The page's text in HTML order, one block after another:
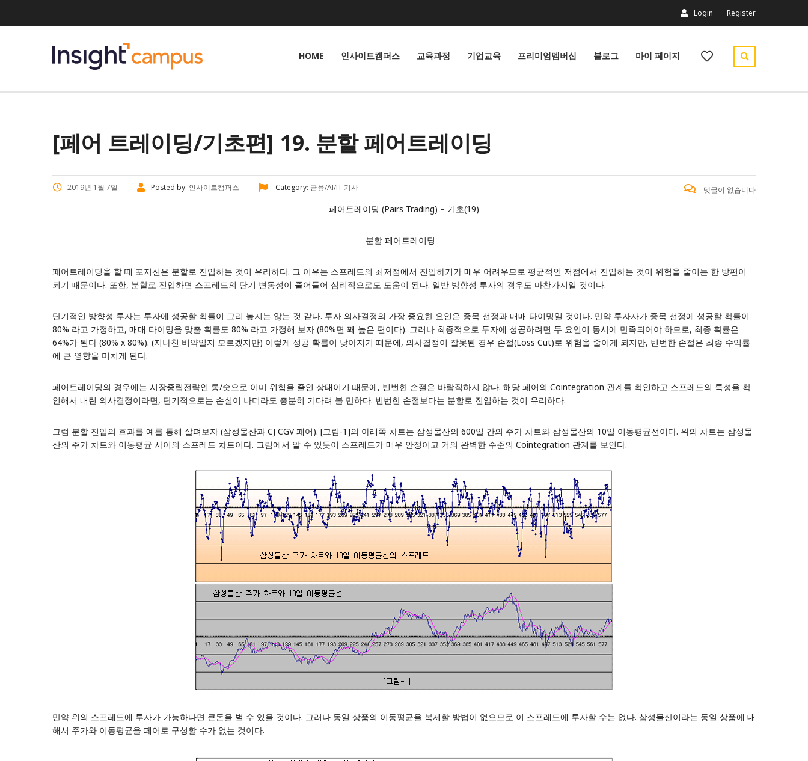
Login Register
HOME 인사이트캠퍼스 교육과정 기업교육 프리미엄멤버십 블로그 마이 페이지
[페어 트레이딩/기초편] 19. 분할 페어트레이딩
2019년 1월 7일 Posted by: 인사이트캠퍼스 Category: 금융/AI/IT 기사 댓글이 없습니다
페어트레이딩 (Pairs Trading) – 기초(19)
분할 페어트레이딩
페어트레이딩을 할 때 포지션은 분할로 진입하는 것이 유리하다. 그 이유는 스프레드의 최저점에서 진입하기가 매우 어려우므로 평균적인 저점에서 진입하는 것이 위험을 줄이는 한 방편이
되기 때문이다. 또한, 분할로 진입하면 스프레드의 단기 변동성이 줄어들어 심리적으로도 도움이 된다. 일반 방향성 투자의 경우도 마찬가지일 것이다.
단기적인 방향성 투자는 투자에 성공할 확률이 그리 높지는 않는 것 같다. 투자 의사결정의 가장 중요한 요인은 종목 선정과 매매 타이밍일 것이다. 만약 투자자가 종목 선정에 성공할 확률이
80% 라고 가정하고, 매매 타이밍을 맞출 확률도 80% 라고 가정해 보자 (80%면 꽤 높은 편이다). 그러나 최종적으로 투자에 성공하려면 두 요인이 동시에 만족되어야 하므로, 최종 확률은
64%가 된다 (80% x 80%). (지나친 비약일지 모르겠지만) 이렇게 성공 확률이 낮아지기 때문에, 의사결정이 잘못된 경우 손절(Loss Cut)로 위험을 줄이게 되지만, 빈번한 손절은 최종 수익률
에 큰 영향을 미치게 된다.
페어트레이딩의 경우에는 시장중립전략인 롱/숏으로 이미 위험을 줄인 상태이기 때문에, 빈번한 손절은 바람직하지 않다. 해당 페어의 Cointegration 관계를 확인하고 스프레드의 특성을 확
인해서 내린 의사결정이라면, 단기적으로는 손실이 나더라도 충분히 기다려 볼 만하다. 빈번한 손절보다는 분할로 진입하는 것이 유리하다.
그럼 분할 진입의 효과를 예를 통해 살펴보자 (삼성물산과 CJ CGV 페어). [그림-1]의 아래쪽 차트는 삼성물산의 600일 간의 주가 차트와 삼성물산의 10일 이동평균선이다. 위의 차트는 삼성물
산의 주가 차트와 이동평균 사이의 스프레드 차트이다. 그림에서 알 수 있듯이 스프레드가 매우 안정이고 거의 완벽한 수준의 Cointegration 관계를 보인다.
만약 위의 스프레드에 투자가 가능하다면 큰돈을 벌 수 있을 것이다. 그러나 동일 상품의 이동평균을 복제할 방법이 없으므로 이 스프레드에 투자할 수는 없다. 삼성물산이라는 동일 상품에 대
해서 주가와 이동평균을 페어로 구성할 수가 없는 것이다.